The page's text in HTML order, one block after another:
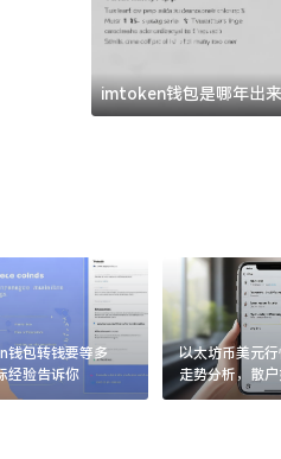
imtoken钱包是哪年出
包转钱要等多
经验告诉你
以太坊币美元
走势分析，散
涨杀跌被套牢